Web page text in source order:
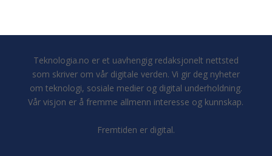
Teknologia.no er et uavhengig redaksjonelt nettsted
som skriver om vår digitale verden. Vi gir deg nyheter
om teknologi, sosiale medier og digital underholdning.
Vår visjon er å fremme allmenn interesse og kunnskap.
Fremtiden er digital.